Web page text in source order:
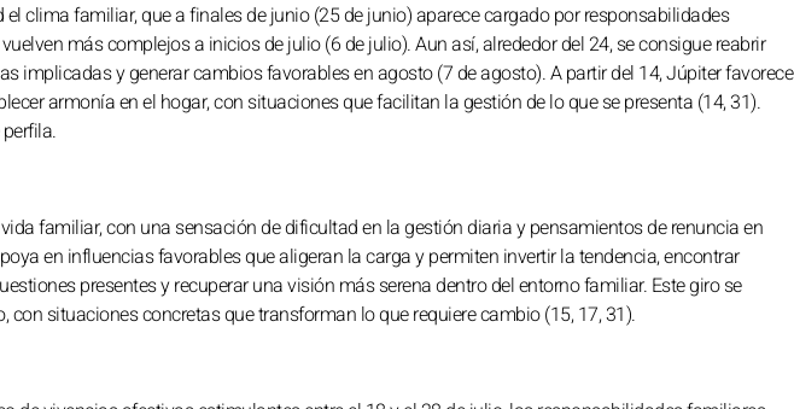
clima familiar, que a finales de junio (25 de junio) aparece cargado por responsabilidades
más complejos a inicios de julio (6 de julio). Aun así, alrededor del 24, se consigue reabrir
implicadas y generar cambios favorables en agosto (7 de agosto). A partir del 14, Júpiter favorece
armonía en el hogar, con situaciones que facilitan la gestión de lo que se presenta (14, 31).
familiar, con una sensación de dificultad en la gestión diaria y pensamientos de renuncia en
en influencias favorables que aligeran la carga y permiten invertir la tendencia, encontrar
presentes y recuperar una visión más serena dentro del entorno familiar. Este giro se
con situaciones concretas que transforman lo que requiere cambio (15, 17, 31).